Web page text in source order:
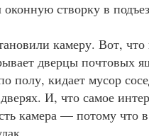
створку в
камеру. Вот, что
дверцы почтовых
полу, кидает мусор
И, что самое
камера — потому что